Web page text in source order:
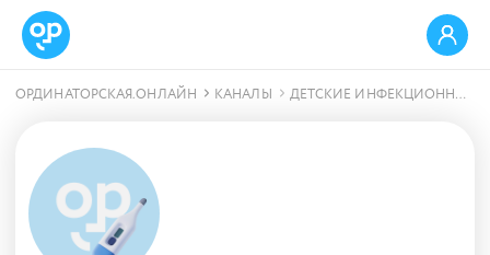
ОРДИНАТОРСКАЯ.ОНЛАЙН КАНАЛЫ ДЕТСКИЕ ИНФЕКЦИОННЫЕ БОЛЕЗНИ